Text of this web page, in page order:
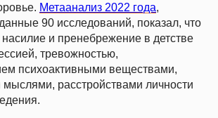
Метаанализ 2022 года,
90 исследований, показал, что
и пренебрежение в детстве
тревожностью,
психоактивными веществами,
расстройствами личности